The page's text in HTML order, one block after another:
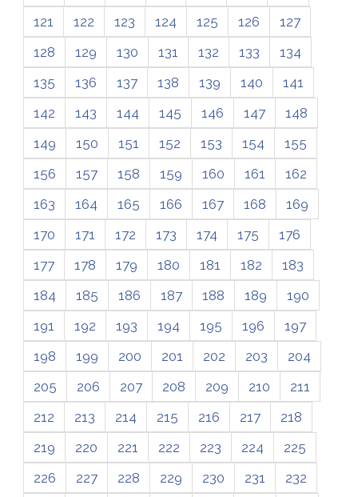
121
122 123 124 125 126
127
128
129 130 131 132 133
134
135
136 137 138 139 140
141
142
143 144 145 146 147
148
149
150 151 152 153 154
155
156
157 158 159 160 161
162
163
164 165 166 167 168
169
170
171 172 173 174 175
176
177
178 179 180 181 182
183
184
185 186 187 188 189
190
191
192 193 194 195 196
197
198
199 200 201 202 203
204
205
206 207 208 209 210
211
212
213 214 215 216 217
218
219
220 221 222 223 224
225
226
227 228 229 230 231
232